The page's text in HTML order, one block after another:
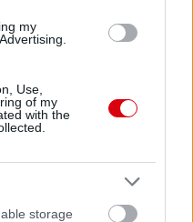
my
Use,
of my
with the
storage